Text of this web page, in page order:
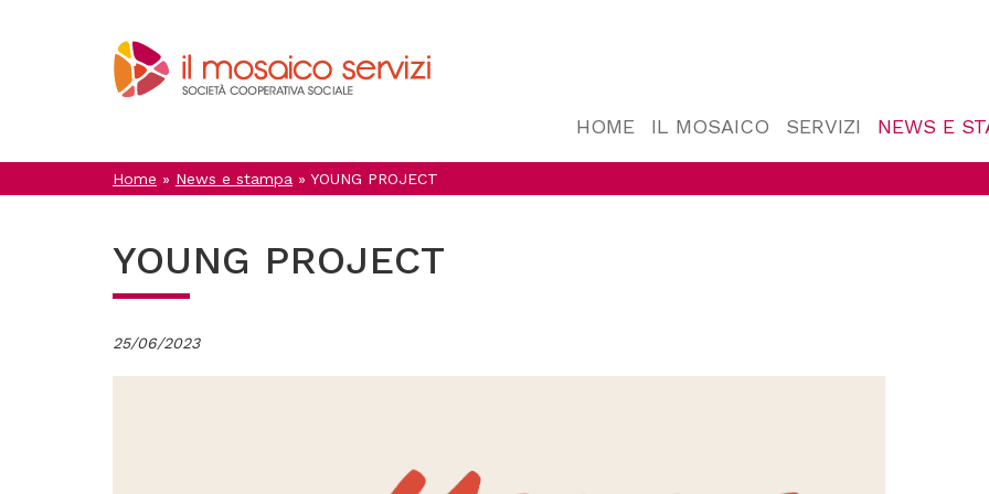
HOME IL MOSAICO SERVIZI NEWS E
Home » News e stampa » YOUNG PROJECT
YOUNG PROJECT
25/06/2023